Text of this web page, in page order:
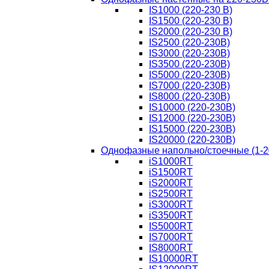
IS1000 (220-230 В)
IS1500 (220-230 В)
IS2000 (220-230 В)
IS2500 (220-230В)
IS3000 (220-230В)
IS3500 (220-230В)
IS5000 (220-230В)
IS7000 (220-230В)
IS8000 (220-230В)
IS10000 (220-230В)
IS12000 (220-230В)
IS15000 (220-230В)
IS20000 (220-230В)
Однофазные напольно/стоечные (1-
iS1000RT
iS1500RT
iS2000RT
iS2500RT
iS3000RT
iS3500RT
IS5000RT
IS7000RT
IS8000RT
IS10000RT